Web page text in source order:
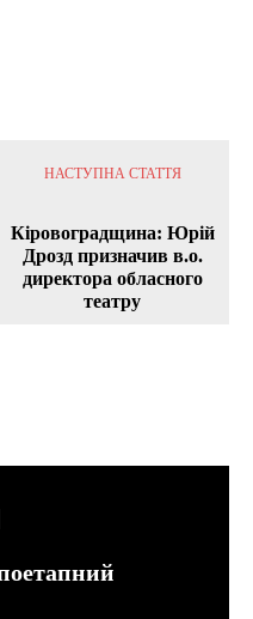
НАСТУПНА СТАТТЯ
Кіровоградщина: Юрій
Дрозд призначив в.о.
директора обласного
театру